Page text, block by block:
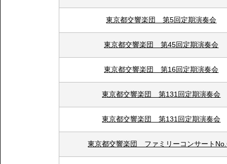
東京都交響楽団 第5回定期演奏会
東京都交響楽団 第45回定期演奏会
東京都交響楽団 第16回定期演奏会
東京都交響楽団 第131回定期演奏会
東京都交響楽団 第131回定期演奏会
東京都交響楽団 ファミリーコンサート